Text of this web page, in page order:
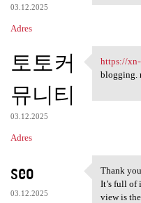
03.12.2025
Adres
토토커
뮤니티
03.12.2025
Adres
https://
https://
blogging.
seo
03.12.2025
Thank
Thank
It’s full of
view is